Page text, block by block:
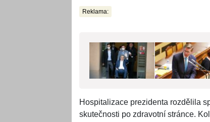
Reklama:
Hospitalizace prezidenta rozdělila
skutečnosti po zdravotní stránce.